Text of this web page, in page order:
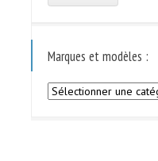
Marques et modèles :
Marques